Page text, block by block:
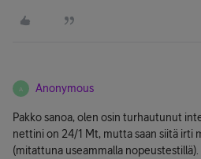
A Anonymous
Pakko sanoa, olen osin turhautunut
nettini on 24/1 Mt, mutta saan siitä irti
(mitattuna useammalla